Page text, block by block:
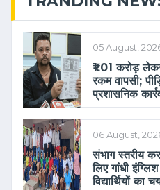
05 August,
₹1.01 करोड़
रकम वापसी;
प्रशासनिक
06 August,
संभाग स्तरीय
लिए गांधी
विद्यार्थियों का